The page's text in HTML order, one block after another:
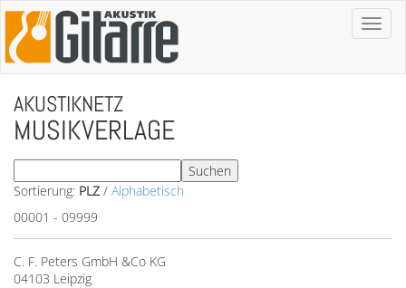
Toggle
AKUSTIKNETZ
MUSIKVERLAGE
Sortierung: PLZ / Alphabetisch
00001 - 09999
C. F. Peters GmbH &Co KG
04103 Leipzig